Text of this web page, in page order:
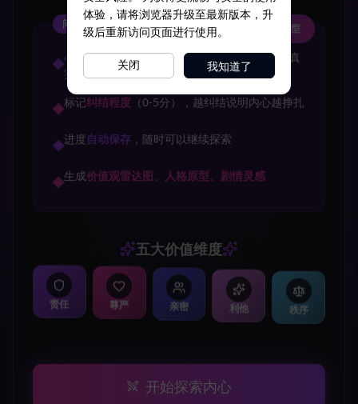
体验，请将浏览器升级至最新版本，升
级后重新访问页面进行使用。
关闭 我知道了